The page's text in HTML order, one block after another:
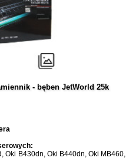
- bęben JetWorld 25k
Oki B430dn, Oki B440dn, Oki MB460,